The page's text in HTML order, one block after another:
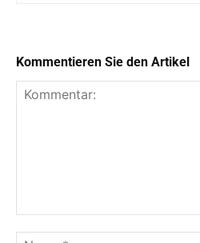
Kommentieren Sie den Artikel